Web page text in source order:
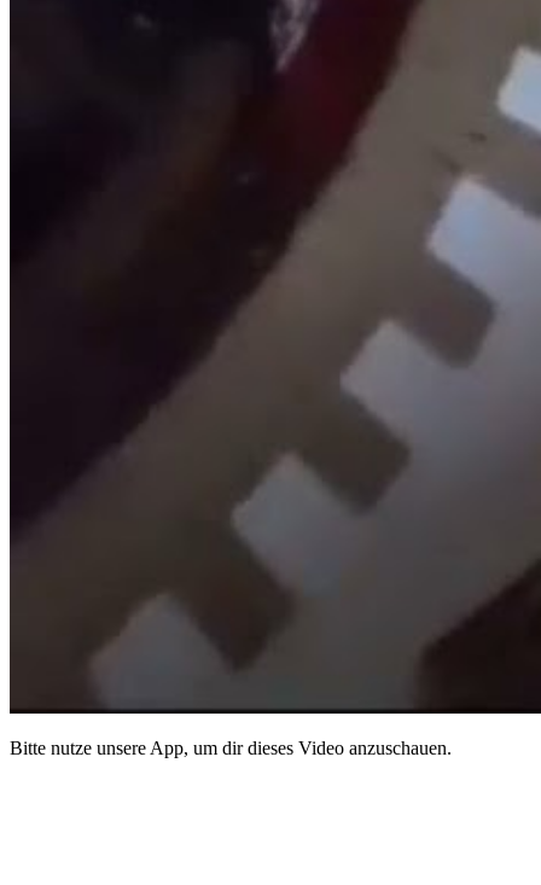
Bitte nutze unsere App, um dir dieses Video anzuschauen.